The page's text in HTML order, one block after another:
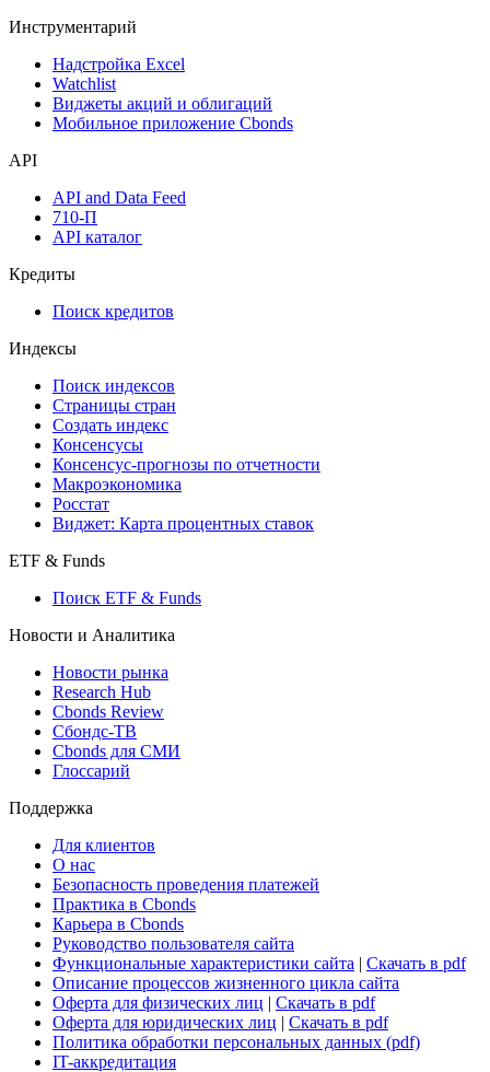
Инструментарий
Надстройка Excel
Watchlist
Виджеты акций и облигаций
Мобильное приложение Cbonds
API
API and Data Feed
710-П
API каталог
Кредиты
Поиск кредитов
Индексы
Поиск индексов
Страницы стран
Создать индекс
Консенсусы
Консенсус-прогнозы по отчетности
Макроэкономика
Росстат
Виджет: Карта процентных ставок
ETF & Funds
Поиск ETF & Funds
Новости и Аналитика
Новости рынка
Research Hub
Cbonds Review
Сбондс-ТВ
Cbonds для СМИ
Глоссарий
Поддержка
Для клиентов
О нас
Безопасность проведения платежей
Практика в Cbonds
Карьера в Cbonds
Руководство пользователя сайта
Функциональные характеристики сайта | Скачать в pdf
Описание процессов жизненного цикла сайта
Оферта для физических лиц | Скачать в pdf
Оферта для юридических лиц | Скачать в pdf
Политика обработки персональных данных (pdf)
IT-аккредитация